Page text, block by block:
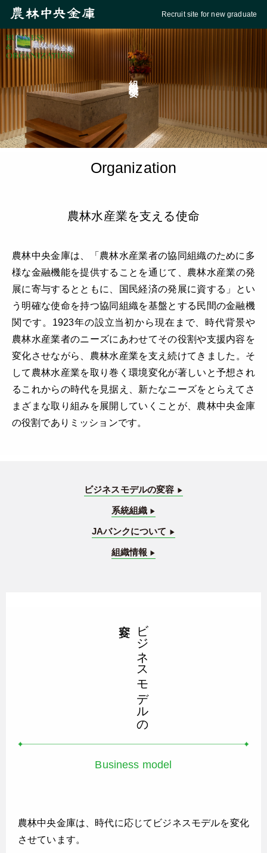
Recruit site for new graduate
組織概要
Organization
農林水産業を支える使命
農林中央金庫は、「農林水産業者の協同組織のために多
様な金融機能を提供することを通じて、農林水産業の発
展に寄与するとともに、国民経済の発展に資する」とい
う明確な使命を持つ協同組織を基盤とする民間の金融機
関です。1923年の設立当初から現在まで、時代背景や
農林水産業者のニーズにあわせてその役割や支援内容を
変化させながら、農林水産業を支え続けてきました。そ
して農林水産業を取り巻く環境変化が著しいと予想され
るこれからの時代を見据え、新たなニーズをとらえてさ
まざまな取り組みを展開していくことが、農林中央金庫
の役割でありミッションです。
ビジネスモデルの変容 ▶︎
系統組織 ▶︎
JAバンクについて ▶︎
組織情報 ▶︎
ビジネスモデルの
Business model
農林中央金庫は、時代に応じてビジネスモデルを変化
させています。